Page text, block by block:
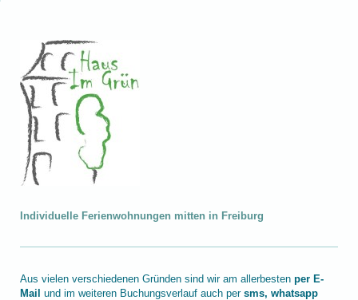
Individuelle Ferienwohnungen mitten in Freiburg
Aus vielen verschiedenen Gründen sind wir am allerbesten per E-
Mail und im weiteren Buchungsverlauf auch per sms, whatsapp